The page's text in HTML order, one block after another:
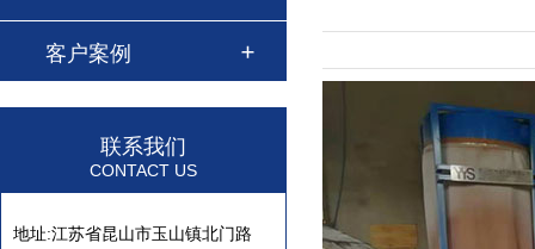
客户案例
联系我们
CONTACT US
地址:江苏省昆山市玉山镇北门路